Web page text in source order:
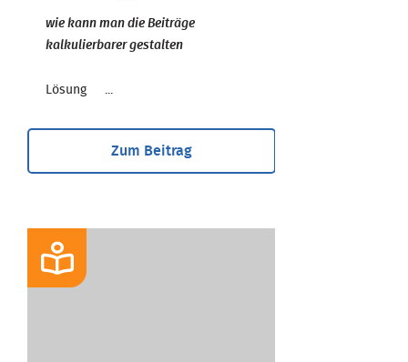
wie kann man die Beiträge
kalkulierbarer gestalten
Lösung ...
Zum Beitrag